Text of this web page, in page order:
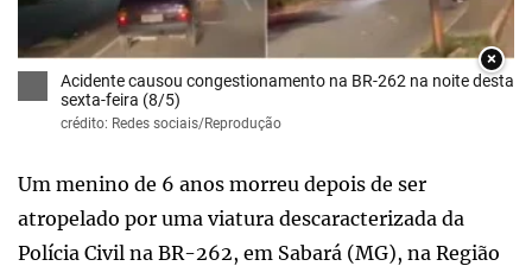
×
Acidente causou congestionamento na BR-262 na noite desta
sexta-feira (8/5)
crédito: Redes sociais/Reprodução
Um menino de 6 anos morreu depois de ser
atropelado por uma viatura descaracterizada da
Polícia Civil na BR-262, em Sabará (MG), na Região